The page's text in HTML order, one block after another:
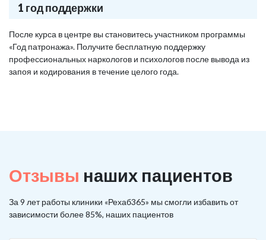
1 год поддержки
После курса в центре вы становитесь участником программы
«Год патронажа». Получите бесплатную поддержку
профессиональных наркологов и психологов после вывода из
запоя и кодирования в течение целого года.
Отзывы наших пациентов
За 9 лет работы клиники «Рехаб365» мы смогли избавить от
зависимости более 85%, наших пациентов